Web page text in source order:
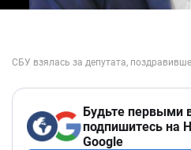
Будьте первыми
подпишитесь на
Google